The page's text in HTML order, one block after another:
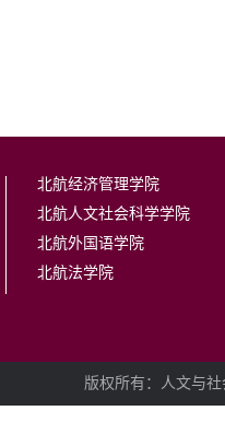
北航经济管理学院
北航人文社会科学学院
北航外国语学院
北航法学院
版权所有：人文与